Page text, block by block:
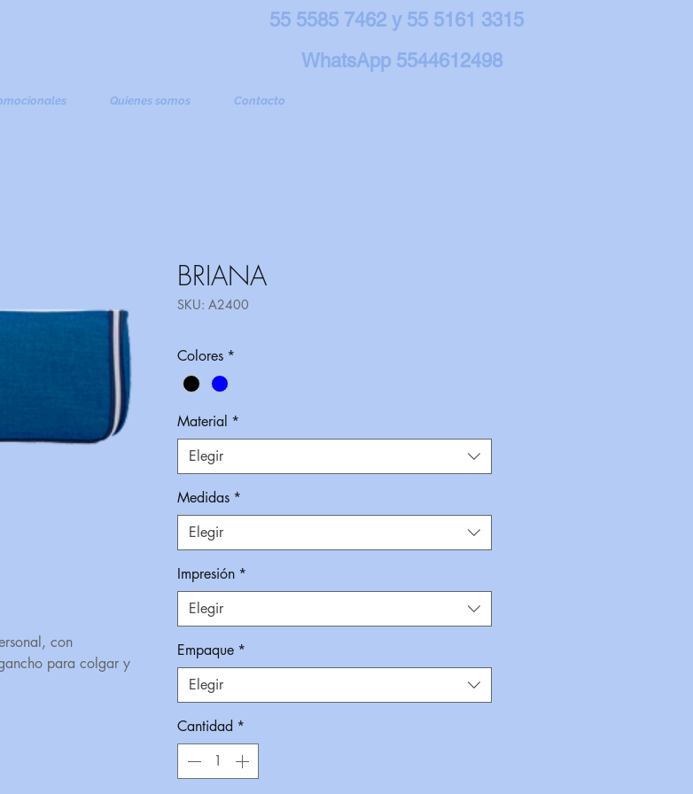
55 5585 7462 y 55 5161 3315
WhatsApp 5544612498
Quienes somos Contacto
con
para colgar y
BRIANA
SKU: A2400
Colores *
Material *
Elegir
Medidas *
Elegir
Impresión *
Elegir
Empaque *
Elegir
Cantidad *